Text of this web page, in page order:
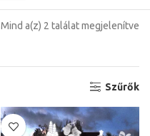
Mind a(z) 2 találat megjelenítve
Szűrők